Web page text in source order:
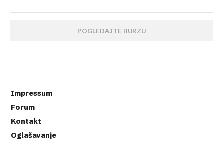
POGLEDAJTE BURZU
Impressum
Forum
Kontakt
Oglašavanje